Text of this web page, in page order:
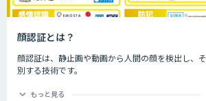
顔認証とは？
顔認証は、静止画や動画から人間の顔を検出し、
別する技術です。
なりすますのが難しく、パスワードや鍵が不要な
もっと見る